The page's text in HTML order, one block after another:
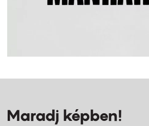
Maradj képben!